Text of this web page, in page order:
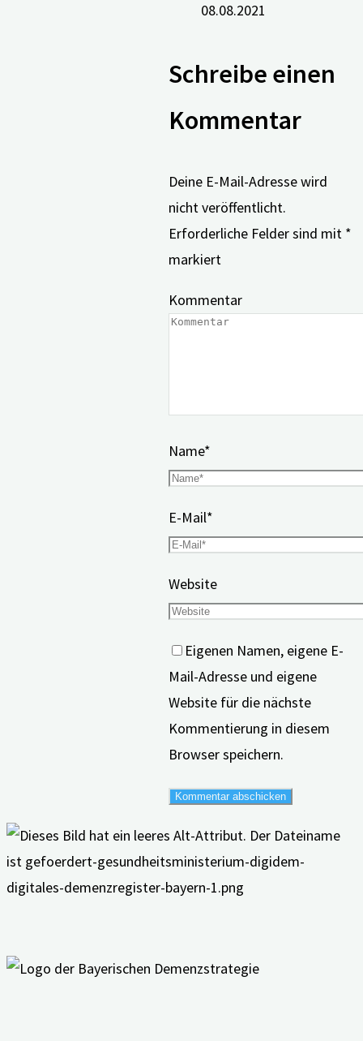
08.08.2021
Schreibe einen
Kommentar
Deine E-Mail-Adresse wird
nicht veröffentlicht.
Erforderliche Felder sind mit *
markiert
Kommentar
Name*
E-Mail*
Website
Eigenen Namen, eigene E-
Mail-Adresse und eigene
Website für die nächste
Kommentierung in diesem
Browser speichern.